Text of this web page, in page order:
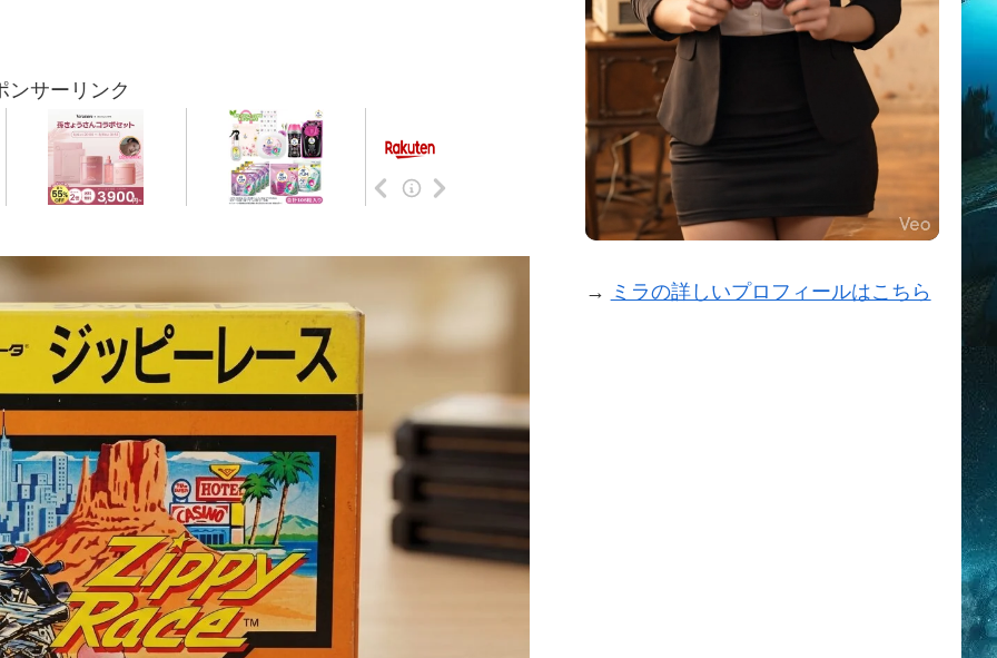
ンサーリンク
→ ミラの詳しいプロフィールはこちら